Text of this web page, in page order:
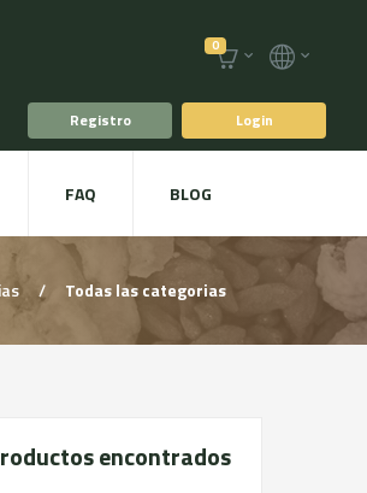
0
Registro Login
FAQ BLOG
/ Todas las categorias
encontrados